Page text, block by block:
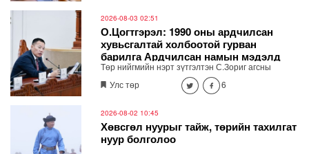
2026-08-03 02:51
О.Цогтгэрэл: 1990 оны ардчилсан
хувьсгалтай холбоотой гурван
барилга Ардчилсан намын мэдэлд
шилжсэн
Төр нийгмийн нэрт зүтгэлтэн С.Зориг агсны
хөшөөг зөвшөөрөлгүйгээр нүүлгэн шилжүүлсэнтэй
холбоотойгоор Ардчилсан намын дарга
цахим хуудсаараа дамжуулан мэдээлэл хийсэн
юм. Тэрбээр С.Зоригийн хөшөөг нүүлгэсэн нь АН-
ын өнөөгийн удирдлага, залуучуудын шийдвэр
биш гэдгийг онцлоод АН-ын байрны асуудлыг
Улс төр 6
2026-08-02 10:45
Хөвсгөл нуурыг тайж, төрийн тахилгат
нуур болголоо